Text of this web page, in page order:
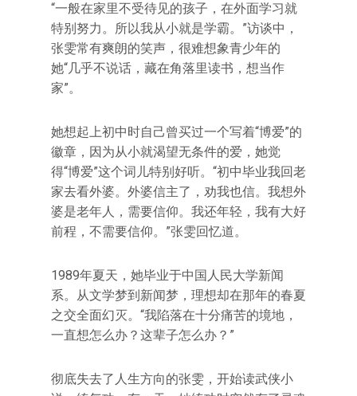
“一般在家里不受待见的孩子，在外面学习就
特别努力。所以我从小就是学霸。”访谈中，
张雯常有爽朗的笑声，很难想象青少年的
她“几乎不说话，藏在角落里读书，想当作
家”。
她想起上初中时自己曾买过一个写着“博爱”的
徽章，因为从小就渴望无条件的爱，她觉
得“博爱”这个词儿特别好听。“初中毕业我回老
家去看外婆。外婆信主了，劝我也信。我想外
婆是老年人，需要信仰。我还年轻，我有大好
前程，不需要信仰。”张雯回忆道。
1989年夏天，她毕业于中国人民大学新闻
系。从文学梦到新闻梦，理想却在那年的春夏
之交全面幻灭。“我陷落在十分痛苦的境地，
一直想怎么办？这辈子怎么办？”
彻底失去了人生方向的张雯，开始读武侠小